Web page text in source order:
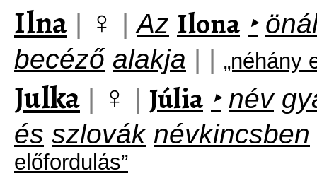
Ilna | ♀ | Az Ilona ‣
becéző alakja | | „néhány
Julka | ♀ | Júlia ‣ név
és szlovák névkincsben
előfordulás”